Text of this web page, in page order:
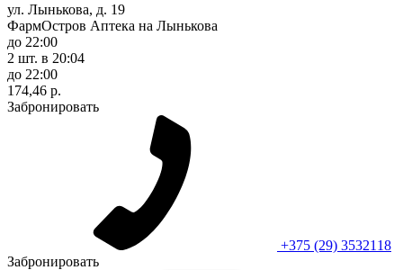
ул. Лынькова, д. 19
ФармОстров Аптека на Лынькова
до 22:00
2 шт. в 20:04
до 22:00
174,46 р.
Забронировать
+375 (29) 3532118
Забронировать